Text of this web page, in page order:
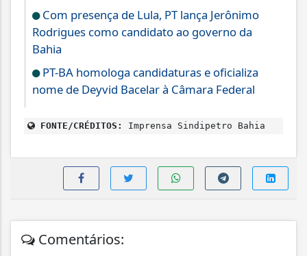
Com presença de Lula, PT lança Jerônimo
Rodrigues como candidato ao governo da
Bahia
PT-BA homologa candidaturas e oficializa
nome de Deyvid Bacelar à Câmara Federal
FONTE/CRÉDITOS: Imprensa Sindipetro Bahia
Comentários: